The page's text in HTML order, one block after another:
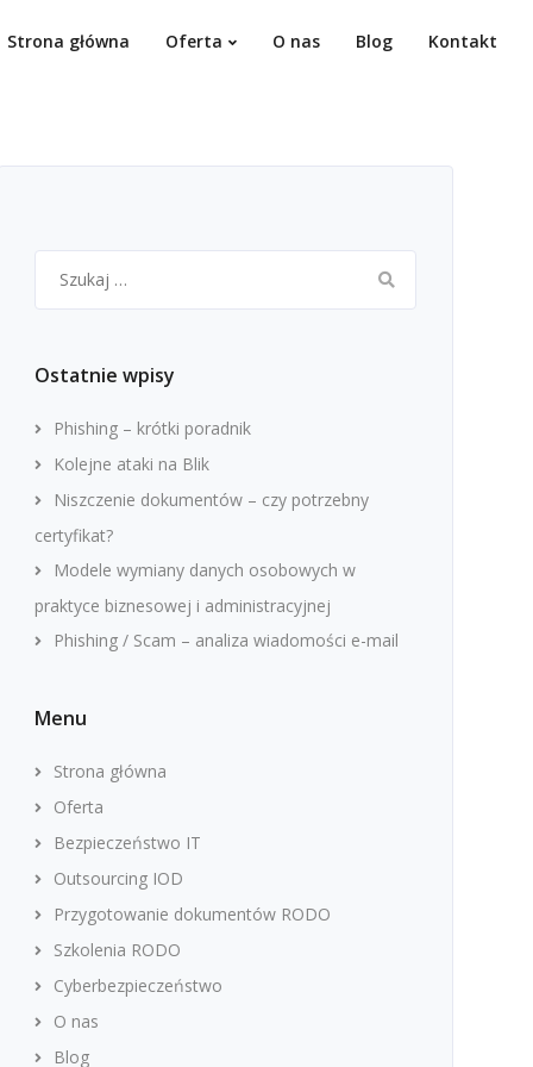
Strona główna Oferta O nas Blog Kontakt
Ostatnie wpisy
Phishing – krótki poradnik
Kolejne ataki na Blik
Niszczenie dokumentów – czy potrzebny
certyfikat?
Modele wymiany danych osobowych w
praktyce biznesowej i administracyjnej
Phishing / Scam – analiza wiadomości e-mail
Menu
Strona główna
Oferta
Bezpieczeństwo IT
Outsourcing IOD
Przygotowanie dokumentów RODO
Szkolenia RODO
Cyberbezpieczeństwo
O nas
Blog